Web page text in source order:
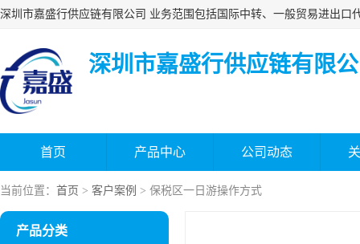
深圳市嘉盛行供应链有限
首页 产品中心 公司动态
当前位置： 首页 > 客户案例 > 保税区一日游操作方式
产品分类